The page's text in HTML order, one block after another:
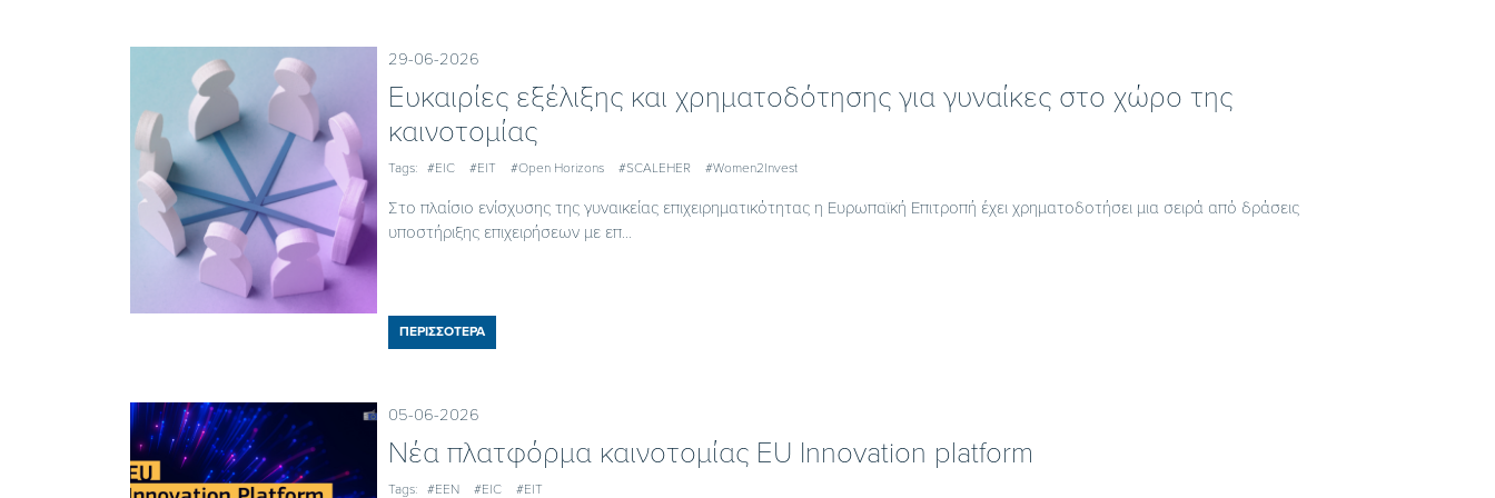
29-06-2026
Ευκαιρίες εξέλιξης και χρηματοδότησης για γυναίκες στο χώρο της
καινοτομίας
Tags: #EIC #EIT #Open Horizons #SCALEHER #Women2Invest
Στο πλαίσιο ενίσχυσης της γυναικείας επιχειρηματικότητας η Ευρωπαϊκή Επιτροπή έχει χρηματοδοτήσει μια σειρά από δράσεις
υποστήριξης επιχειρήσεων με επ...
ΠΕΡΙΣΣΟΤΕΡΑ
05-06-2026
Nέα πλατφόρμα καινοτομίας EU Innovation platform
Tags: #EEN #EIC #EIT